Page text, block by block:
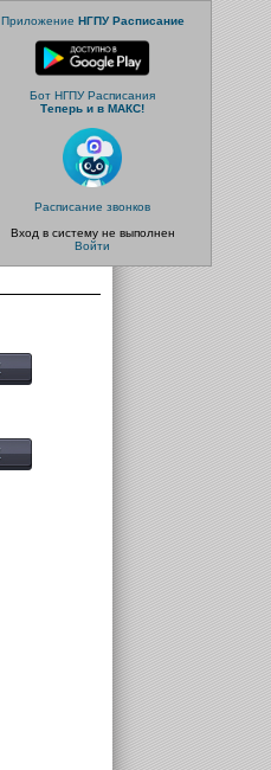
Приложение НГПУ Расписание
Бот НГПУ Расписания
Теперь и в МАКС!
Расписание звонков
Вход в систему не выполнен
Войти